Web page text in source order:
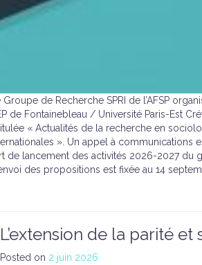
Groupe de Recherche SPRI de l’AFSP
de Fontainebleau / Université Paris-Est
« Actualités de la recherche en
». Un appel à communications
de lancement des activités 2026-2027 du
des propositions est fixée au 14
L’extension de la parité et
Posted on 2 juin 2026